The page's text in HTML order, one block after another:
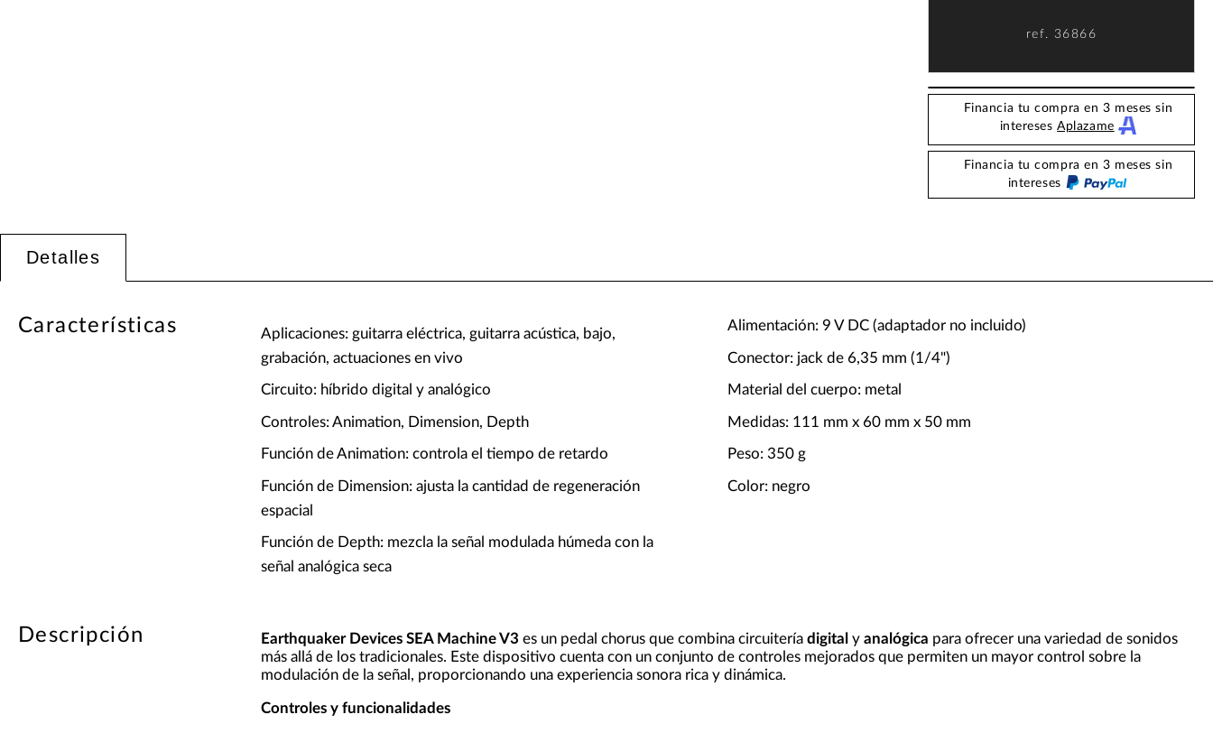
ref. 36866
Financia tu compra en 3 meses sin
interesesAplazame
Financia tu compra en 3 meses sin
intereses
Detalles
Características
Aplicaciones: guitarra eléctrica, guitarra acústica, bajo,
grabación, actuaciones en vivo
Circuito: híbrido digital y analógico
Controles: Animation, Dimension, Depth
Función de Animation: controla el tiempo de retardo
Función de Dimension: ajusta la cantidad de regeneración
espacial
Función de Depth: mezcla la señal modulada húmeda con la
señal analógica seca
Alimentación: 9 V DC (adaptador no incluido)
Conector: jack de 6,35 mm (1/4")
Material del cuerpo: metal
Medidas: 111 mm x 60 mm x 50 mm
Peso: 350 g
Color: negro
Descripción Earthquaker Devices SEA Machine V3 es un pedal chorus que combina circuitería digital y analógica para ofrecer una variedad de sonidos
más allá de los tradicionales. Este dispositivo cuenta con un conjunto de controles mejorados que permiten un mayor control sobre la
modulación de la señal, proporcionando una experiencia sonora rica y dinámica.
Controles y funcionalidades